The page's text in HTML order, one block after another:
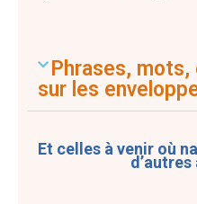
Phrases,
sur les
Et celles à venir où